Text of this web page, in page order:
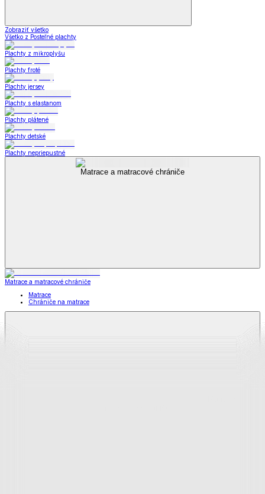
Zobraziť všetko
Všetko z Posteľné plachty
Plachty z mikroplyšu
Plachty froté
Plachty jersey
Plachty s elastanom
Plachty plátené
Plachty detské
Plachty nepriepustné
Matrace a matracové chrániče
Matrace a matracové chrániče
Matrace
Chrániče na matrace